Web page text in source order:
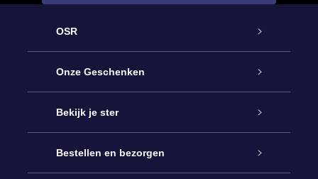
OSR
Service
Contact
Blog
Onze Geschenken
Online Star Gift
OSR Cadeaupakket
Bekijk je ster
Sterrenregister
Bestellen en bezorgen